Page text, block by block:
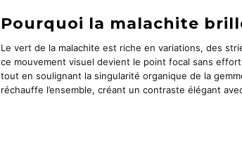
Pourquoi la malachite
Le vert de la malachite est riche en variations, des
ce mouvement visuel devient le point focal sans
tout en soulignant la singularité organique de la
réchauffe l’ensemble, créant un contraste élégant